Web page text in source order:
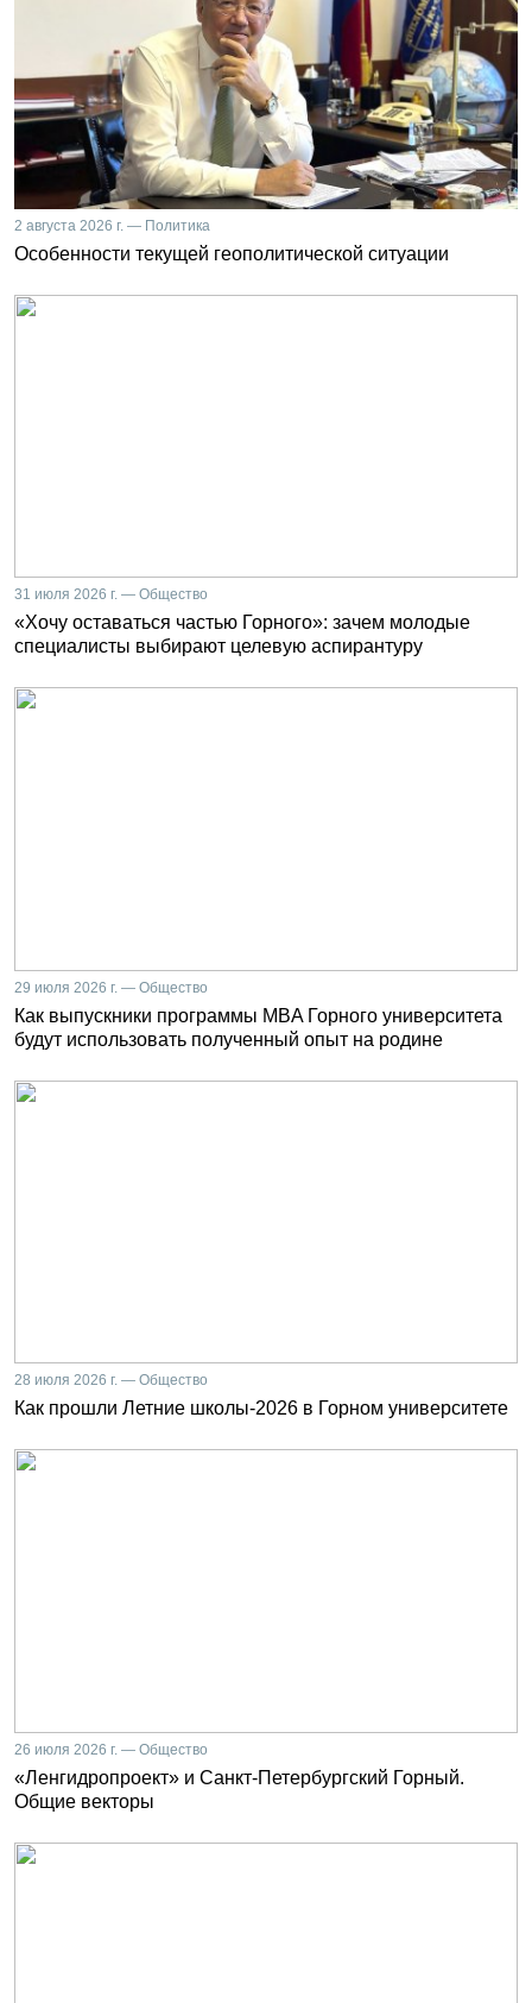
2 августа 2026 г. — Политика
Особенности текущей геополитической ситуации
31 июля 2026 г. — Общество
«Хочу оставаться частью Горного»: зачем молодые
специалисты выбирают целевую аспирантуру
29 июля 2026 г. — Общество
Как выпускники программы MBA Горного университета
будут использовать полученный опыт на родине
28 июля 2026 г. — Общество
Как прошли Летние школы-2026 в Горном университете
26 июля 2026 г. — Общество
«Ленгидропроект» и Санкт-Петербургский Горный.
Общие векторы